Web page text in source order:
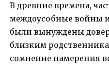
В древние времена,
междоусобные войны
были вынуждены
близким
сомнение намерения